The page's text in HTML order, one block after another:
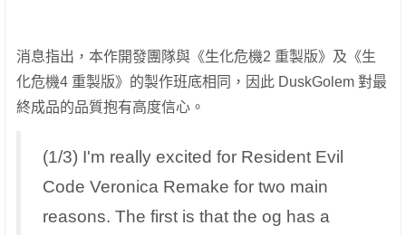
消息指出，本作開發團隊與《生化危機2 重製版》及《生
化危機4 重製版》的製作班底相同，因此 DuskGolem 對最
終成品的品質抱有高度信心。
(1/3) I'm really excited for Resident Evil
Code Veronica Remake for two main
reasons. The first is that the og has a